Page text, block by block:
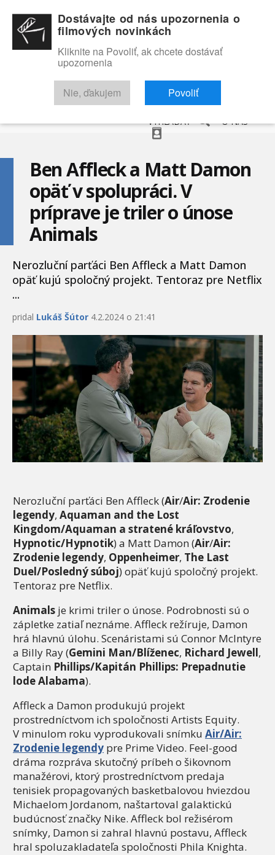
RECENZIE TRAILERY FILMOVÁ DATABÁZA
VYHĽADAŤ O NÁS
Ben Affleck a Matt Damon
opäť v spolupráci. V
príprave je triler o únose
Animals
Nerozluční parťáci Ben Affleck a Matt Damon
opäť kujú spoločný projekt. Tentoraz pre Netflix
...
pridal Lukáš Šútor 4.2.2024 o 21:41
Nerozluční parťáci Ben Affleck (Air/Air: Zrodenie
legendy, Aquaman and the Lost
Kingdom/Aquaman a stratené kráľovstvo,
Hypnotic/Hypnotik) a Matt Damon (Air/Air:
Zrodenie legendy, Oppenheimer, The Last
Duel/Posledný súboj) opäť kujú spoločný projekt.
Tentoraz pre Netflix.
Animals je krimi triler o únose. Podrobnosti sú o
zápletke zatiaľ neznáme. Affleck režíruje, Damon
hrá hlavnú úlohu. Scenáristami sú Connor McIntyre
a Billy Ray (Gemini Man/Blíženec, Richard Jewell,
Captain Phillips/Kapitán Phillips: Prepadnutie
lode Alabama).
Affleck a Damon produkujú projekt
prostredníctvom ich spoločnosti Artists Equity.
V minulom roku vyprodukovali snímku Air/Air:
Zrodenie legendy pre Prime Video. Feel-good
dráma rozpráva skutočný príbeh o šikovnom
manažérovi, ktorý prostredníctvom predaja
tenisiek propagovaných basketbalovou hviezdou
Michaelom Jordanom, naštartoval galaktickú
budúcnosť značky Nike. Affleck bol režisérom
snímky, Damon si zahral hlavnú postavu, Affleck
hral spoluzakladateľa spoločnosti Phila Knighta.
Dostávajte od nás upozornenia o
filmových novinkách
Kliknite na Povoliť, ak chcete dostávať
upozornenia
Nie, ďakujem Povoliť